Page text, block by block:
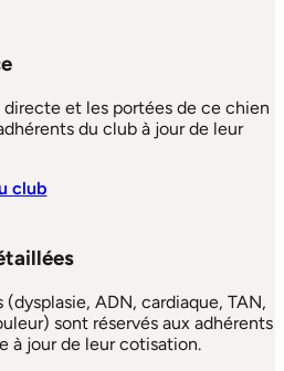
et les portées de ce chien
du club à jour de leur
club
ADN, cardiaque, TAN,
sont réservés aux adhérents
à jour de leur cotisation.